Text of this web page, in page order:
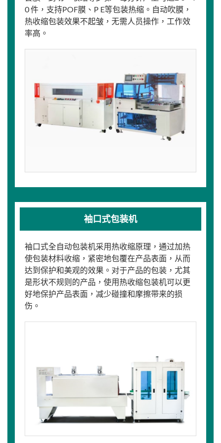
0 件，支持POF膜、P E等包装热缩。自动吹膜，
热收缩包装效果不起皱，无需人员操作，工作效
率高。
袖口式包装机
袖口式全自动包装机采用热收缩原理，通过加热
使包装材料收缩，紧密地包覆在产品表面，从而
达到保护和美观的效果。对于产品的包装，尤其
是形状不规则的产品，使用热收缩包装机可以更
好地保护产品表面，减少碰撞和摩擦带来的损
伤。